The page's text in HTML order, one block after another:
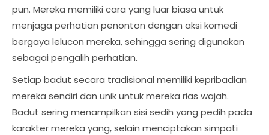
pun. Mereka memiliki cara yang luar biasa untuk
menjaga perhatian penonton dengan aksi komedi
bergaya lelucon mereka, sehingga sering digunakan
sebagai pengalih perhatian.
Setiap badut secara tradisional memiliki kepribadian
mereka sendiri dan unik untuk mereka rias wajah.
Badut sering menampilkan sisi sedih yang pedih pada
karakter mereka yang, selain menciptakan simpati